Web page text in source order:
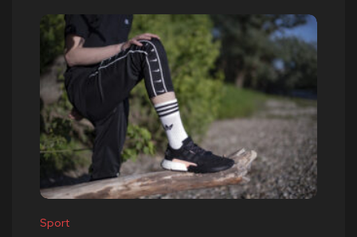
Sport